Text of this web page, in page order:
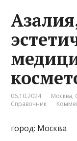
06.10.2024 Москва,
Справочник
город: Москва